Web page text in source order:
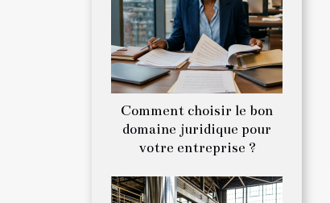
Comment choisir le bon
domaine juridique pour
votre entreprise ?